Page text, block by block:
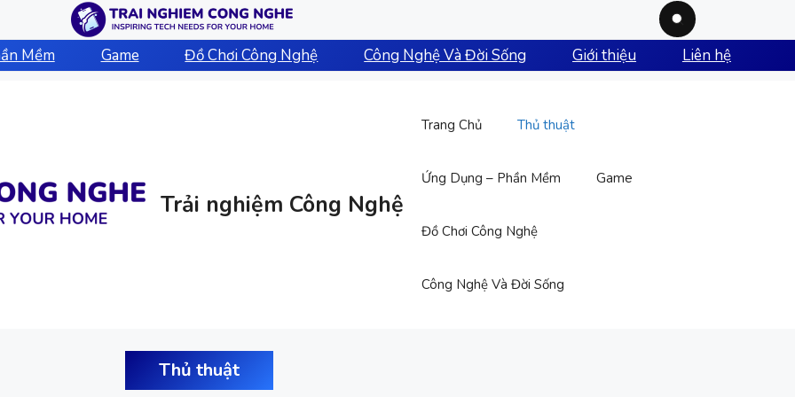
Mềm Game Đồ Chơi Công Nghệ Công Nghệ Và Đời Sống Giới thiệu
Liên hệ
Trải nghiệm Công Nghệ
Trang Chủ Thủ thuật
Ứng Dụng – Phần Mềm Game
Đồ Chơi Công Nghệ
Công Nghệ Và Đời Sống
Thủ thuật